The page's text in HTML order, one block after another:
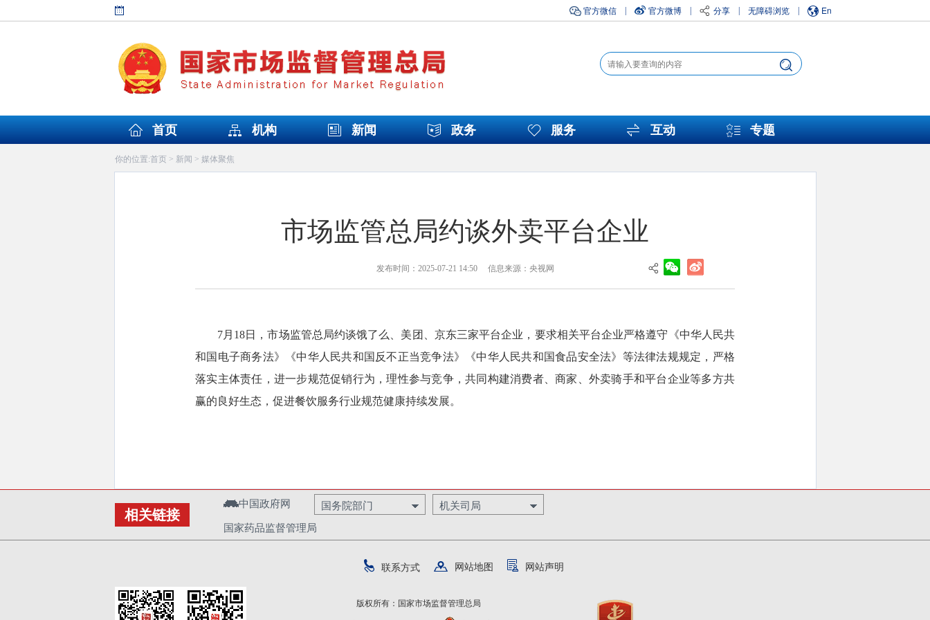
官方微信 官方微博 分享 无障碍浏览 En
首页 机构 新闻 政务 服务 互动 专题
你的位置:首页> 新闻 > 媒体聚焦
市场监管总局约谈外卖平台企业
发布时间：2025-07-21 14:50 信息来源：央视网
7月18日，市场监管总局约谈饿了么、美团、京东三家平台企业，要求相关平台企业严格遵守《中华人民共
和国电子商务法》《中华人民共和国反不正当竞争法》《中华人民共和国食品安全法》等法律法规规定，严格
落实主体责任，进一步规范促销行为，理性参与竞争，共同构建消费者、商家、外卖骑手和平台企业等多方共
赢的良好生态，促进餐饮服务行业规范健康持续发展。
相关链接
中国政府网 国务院部门
机关司局
国家药品监督管理局
联系方式 网站地图 网站声明
版权所有：国家市场监督管理总局